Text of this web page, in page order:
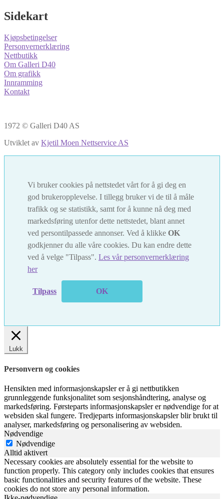
Sidekart
Kjøpsbetingelser
Personvernerklæring
Nettbutikk
Om Galleri D40
Om grafikk
Innramming
Kontakt
1972 © Galleri D40 AS
Utviklet av Kjetil Moen Nettservice AS
Vi bruker cookies på nettstedet vårt for å gi deg en
god brukeropplevelse. I tillegg bruker vi de til å måle
trafikk og se statistikk, samt for å kunne nå deg med
markedsføring utenfor dette nettstedet, blant annet
ved persontilpassede annonser. Ved å klikke OK
godkjenner du alle våre cookies. Du kan endre dette
ved å velge "Tilpass". Les vår personvernerklæring
her
Tilpass OK
Lukk
Personvern og cookies
Hensikten med informasjonskapsler er å gi nettbutikken
grunnleggende funksjonalitet som sesjonshåndtering, analyse og
markedsføring. Førsteparts informasjonskapsler er nødvendige for at
websiden skal fungere. Tredjeparts informasjonskapsler blir brukt til
analyser, markedsføring og personalisering av websiden.
Nødvendige
Nødvendige
Alltid aktivert
Necessary cookies are absolutely essential for the website to
function properly. This category only includes cookies that ensures
basic functionalities and security features of the website. These
cookies do not store any personal information.